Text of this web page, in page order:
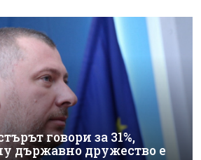
говори за 31%,
държавно дружество е